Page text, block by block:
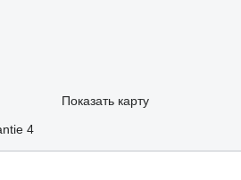
Показать карту
4